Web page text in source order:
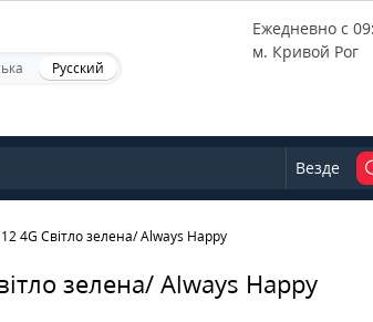
Русский
Ежедневно с
м. Кривой Рог
Везде
4G Світло зелена/ Always Happy
зелена/ Always Happy